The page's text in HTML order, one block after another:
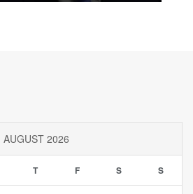
AUGUST 2026
T F S S